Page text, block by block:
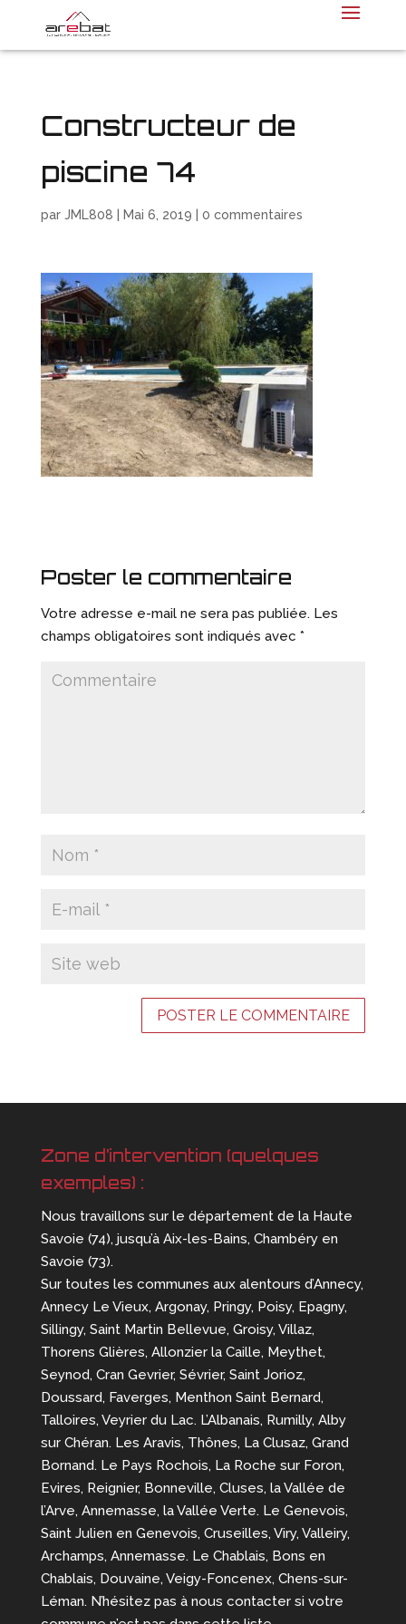
Constructeur de
piscine 74
par JML808 Mai 6, 2019 0 commentaires
Poster le commentaire
Votre adresse e-mail ne sera pas publiée. Les
champs obligatoires sont indiqués avec *
Zone d’intervention (quelques
exemples) :
Nous travaillons sur le département de la Haute
Savoie (74), jusqu’à Aix-les-Bains, Chambéry en
Savoie (73).
Sur toutes les communes aux alentours d’Annecy,
Annecy Le Vieux, Argonay, Pringy, Poisy, Epagny,
Sillingy, Saint Martin Bellevue, Groisy, Villaz,
Thorens Glières, Allonzier la Caille, Meythet,
Seynod, Cran Gevrier, Sévrier, Saint Jorioz,
Doussard, Faverges, Menthon Saint Bernard,
Talloires, Veyrier du Lac. L’Albanais, Rumilly, Alby
sur Chéran. Les Aravis, Thônes, La Clusaz, Grand
Bornand. Le Pays Rochois, La Roche sur Foron,
Evires, Reignier, Bonneville, Cluses, la Vallée de
l’Arve, Annemasse, la Vallée Verte. Le Genevois,
Saint Julien en Genevois, Cruseilles, Viry, Valleiry,
Archamps, Annemasse. Le Chablais, Bons en
Chablais, Douvaine, Veigy-Foncenex, Chens-sur-
Léman. N’hésitez pas à nous contacter si votre